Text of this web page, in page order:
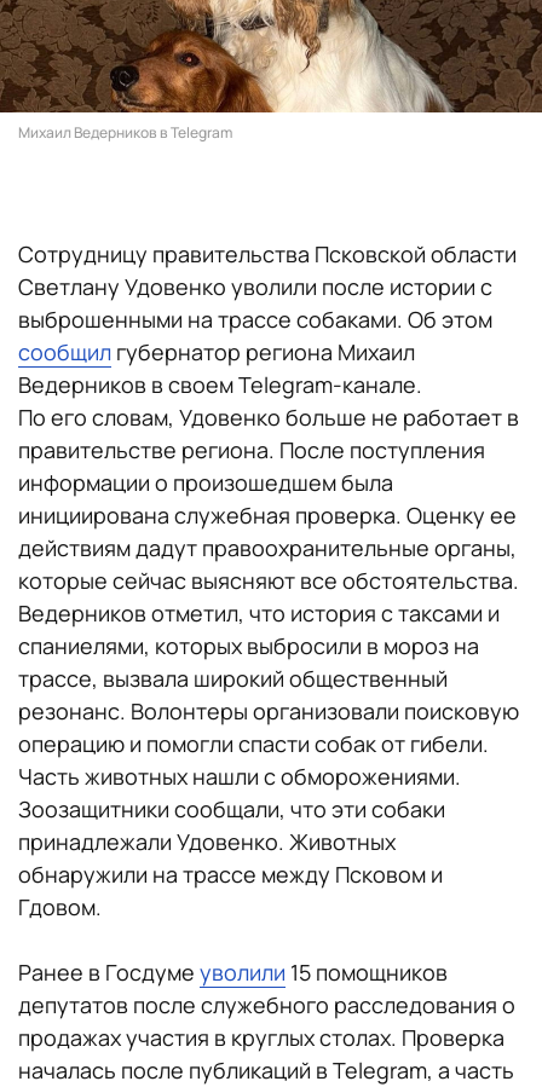
Михаил Ведерников в Telegram
Сотрудницу правительства Псковской области
Светлану Удовенко уволили после истории с
выброшенными на трассе собаками. Об этом
сообщил губернатор региона Михаил
Ведерников в своем Telegram-канале.
По его словам, Удовенко больше не работает в
правительстве региона. После поступления
информации о произошедшем была
инициирована служебная проверка. Оценку ее
действиям дадут правоохранительные органы,
которые сейчас выясняют все обстоятельства.
Ведерников отметил, что история с таксами и
спаниелями, которых выбросили в мороз на
трассе, вызвала широкий общественный
резонанс. Волонтеры организовали поисковую
операцию и помогли спасти собак от гибели.
Часть животных нашли с обморожениями.
Зоозащитники сообщали, что эти собаки
принадлежали Удовенко. Животных
обнаружили на трассе между Псковом и
Гдовом.
Ранее в Госдуме уволили 15 помощников
депутатов после служебного расследования о
продажах участия в круглых столах. Проверка
началась после публикаций в Telegram, а часть